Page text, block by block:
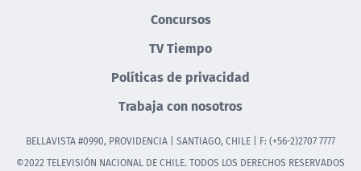
Concursos
TV Tiempo
Políticas de privacidad
Trabaja con nosotros
BELLAVISTA #0990, PROVIDENCIA | SANTIAGO, CHILE | F: (+56-2)2707 7777
©2022 TELEVISIÓN NACIONAL DE CHILE. TODOS LOS DERECHOS RESERVADOS